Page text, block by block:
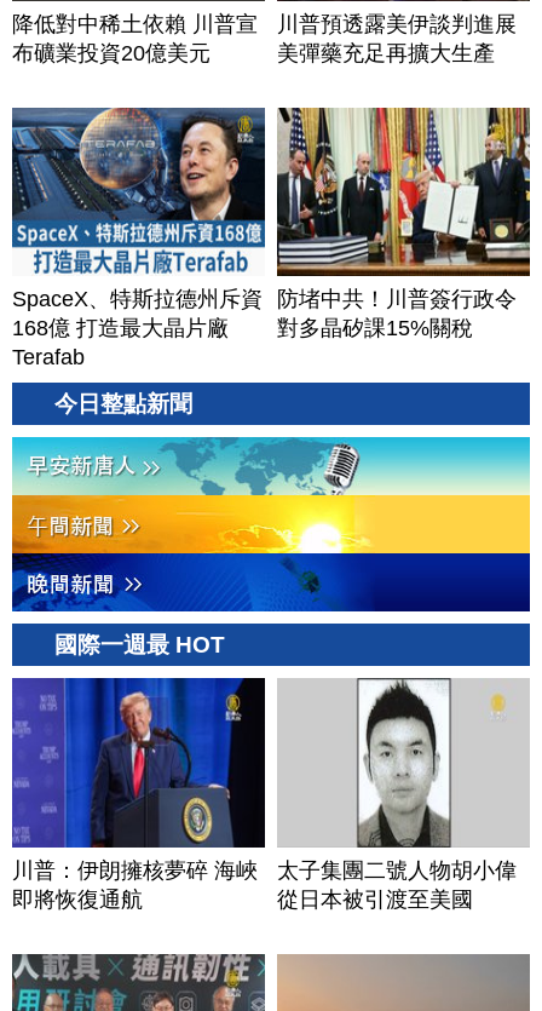
降低對中稀土依賴 川普宣
布礦業投資20億美元
川普預透露美伊談判進展
美彈藥充足再擴大生產
SpaceX、特斯拉德州斥資
168億 打造最大晶片廠
Terafab
防堵中共！川普簽行政令
對多晶矽課15%關稅
今日整點新聞
國際一週最 HOT
川普：伊朗擁核夢碎 海峽
即將恢復通航
太子集團二號人物胡小偉
從日本被引渡至美國